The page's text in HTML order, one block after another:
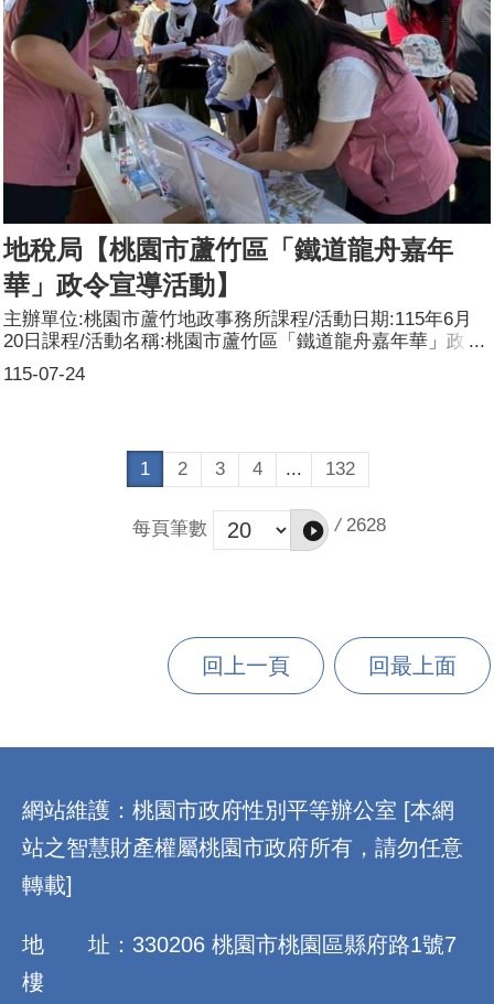
地稅局【桃園市蘆竹區「鐵道龍舟嘉年
華」政令宣導活動】
115-07-24
主辦單位:桃園市蘆竹地政事務所課程/活動日期:115年6月
20日課程/活動名稱:桃園市蘆竹區「鐵道龍舟嘉年華」政令
宣導活動課程/活動對象:一般民眾辦理形式:配合桃園市蘆竹
區公所辦理「桃園市蘆竹區鐵道龍舟嘉年華活動」進行攤位
綱):進行地政政令宣導、推廣防詐措施、傳遞性別平權、各
項地政便民服務及發放滿意度問卷，並提供地政法令諮詢服
共469人，分別為男性：223人；女性：246人。
1 2 3 4 ... 132
每頁筆數 / 2628
回上一頁 回最上面
網站維護：桃園市政府性別平等辦公室 [本網
站之智慧財產權屬桃園市政府所有，請勿任意
轉載]
地 址：330206 桃園市桃園區縣府路1號7
樓